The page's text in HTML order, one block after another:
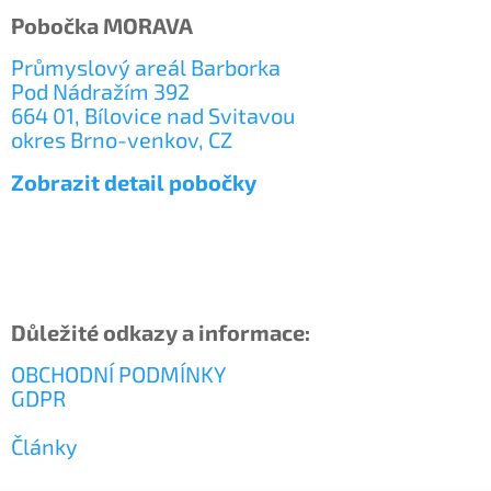
Pobočka MORAVA
Průmyslový areál Barborka
Pod Nádražím 392
664 01, Bílovice nad Svitavou
okres Brno-venkov, CZ
Zobrazit detail pobočky
Důležité odkazy a informace:
OBCHODNÍ PODMÍNKY
GDPR
Články